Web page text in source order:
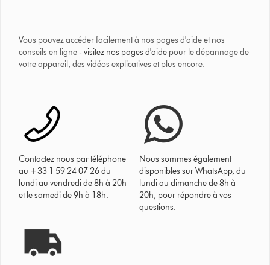
Vous pouvez accéder facilement à nos pages d'aide et nos
conseils en ligne -visitez nos pages d'aide pour le dépannage de
votre appareil, des vidéos explicatives et plus encore.
Contactez nous par téléphone
au +33 1 59 24 07 26 du
lundi au vendredi de 8h à 20h
et le samedi de 9h à 18h.
Nous sommes également
disponibles sur WhatsApp, du
lundi au dimanche de 8h à
20h, pour répondre à vos
questions.